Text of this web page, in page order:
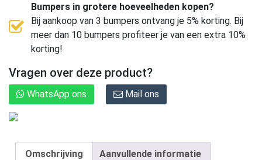
Bumpers in grotere hoeveelheden kopen?
Bij aankoop van 3 bumpers ontvang je 5% korting. Bij
meer dan 10 bumpers profiteer je van een extra 10%
korting!
Vragen over deze product?
WhatsApp ons Mail ons
Omschrijving Aanvullende informatie